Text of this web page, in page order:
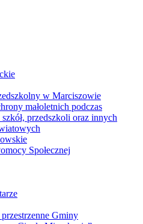
w Marciszowie
małoletnich podczas
przedszkoli oraz innych
Społecznej
Gminy